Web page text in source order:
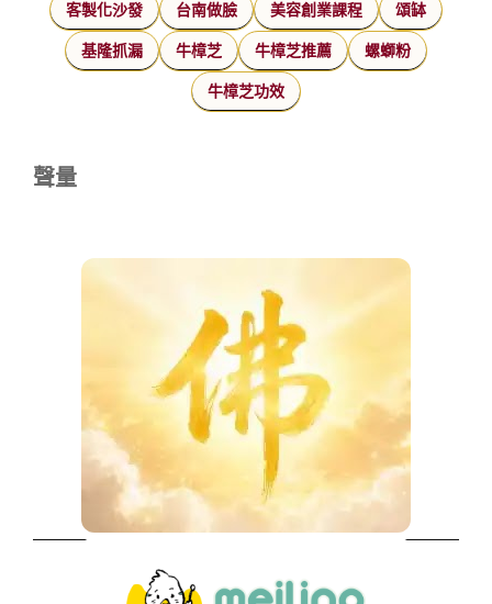
客製化沙發 台南做臉 美容創業課程 頌缽
基隆抓漏 牛樟芝 牛樟芝推薦 螺螄粉
牛樟芝功效
聲量